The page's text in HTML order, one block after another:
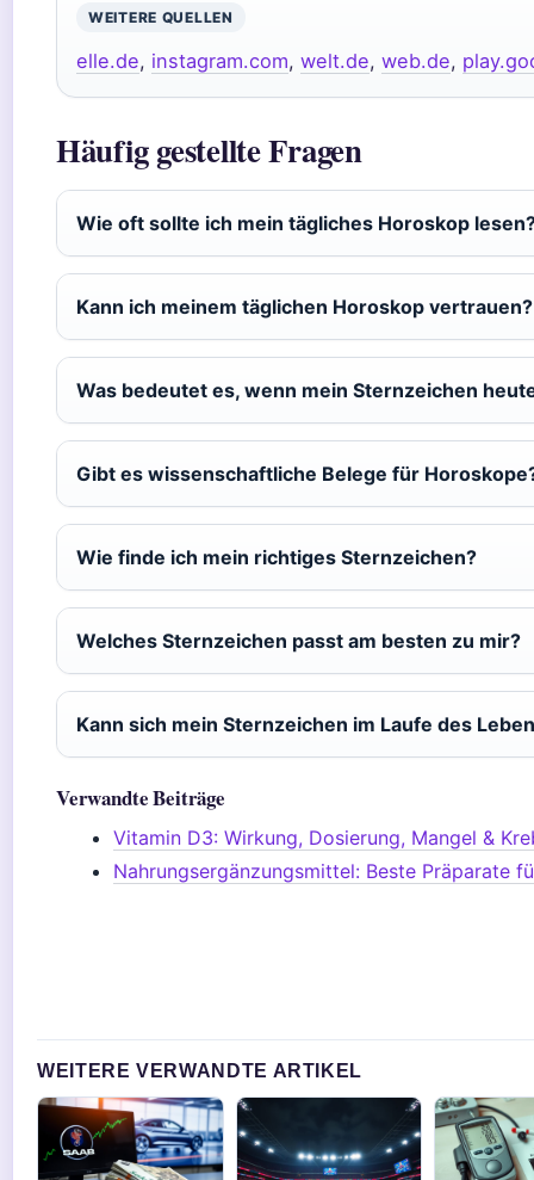
WEITERE QUELLEN
elle.de, instagram.com, welt.de, web.de,
Häufig gestellte Fragen
Wie oft sollte ich mein tägliches Horoskop
Kann ich meinem täglichen Horoskop vertrauen?
Was bedeutet es, wenn mein Sternzeichen
Gibt es wissenschaftliche Belege für
Wie finde ich mein richtiges Sternzeichen?
Welches Sternzeichen passt am besten zu mir?
Kann sich mein Sternzeichen im Laufe des
Verwandte Beiträge
Vitamin D3: Wirkung, Dosierung, Mangel &
Nahrungsergänzungsmittel: Beste Präparate
WEITERE VERWANDTE ARTIKEL